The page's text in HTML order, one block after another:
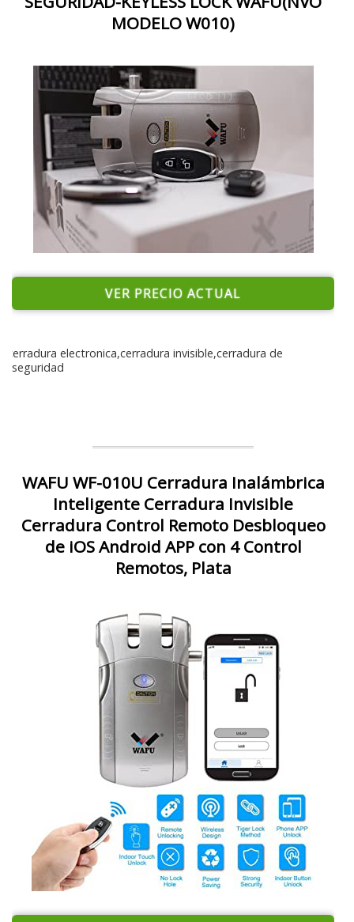
MODELO W010)
VER PRECIO ACTUAL
cerradura electronica,cerradura invisible,cerradura de
seguridad
WAFU WF-010U Cerradura Inalámbrica
Inteligente Cerradura Invisible
Cerradura Control Remoto Desbloqueo
de iOS Android APP con 4 Control
Remotos, Plata